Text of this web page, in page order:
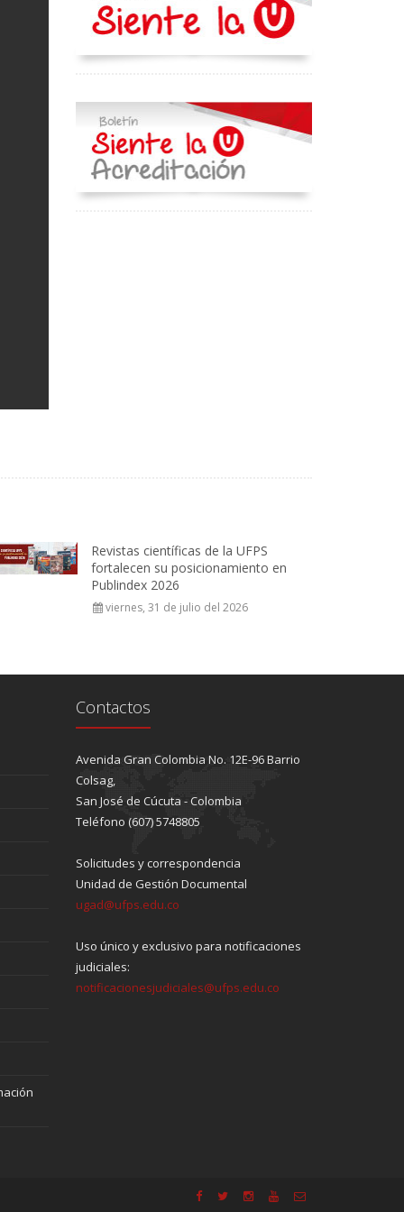
Revistas científicas de la UFPS
fortalecen su posicionamiento en
Publindex 2026
viernes, 31 de julio del 2026
Contactos
Avenida Gran Colombia No. 12E-96 Barrio
Colsag,
San José de Cúcuta - Colombia
Teléfono (607) 5748805
Solicitudes y correspondencia
Unidad de Gestión Documental
ugad@ufps.edu.co
Uso único y exclusivo para notificaciones
judiciales:
notificacionesjudiciales@ufps.edu.co